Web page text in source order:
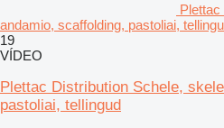
andamio, scaffolding, pastoliai,
19
VÍDEO
Plettac Distribution Schele,
pastoliai, tellingud